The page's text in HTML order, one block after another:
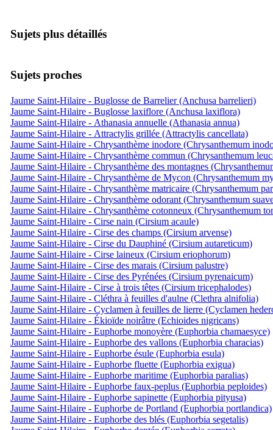
Sujets plus détaillés
Sujets proches
Jaume Saint-Hilaire - Buglosse de Barrelier (Anchusa barrelieri)
Jaume Saint-Hilaire - Buglosse laxiflore (Anchusa laxiflora)
Jaume Saint-Hilaire - Athanasia annuelle (Athanasia annua)
Jaume Saint-Hilaire - Attractylis grillée (Attractylis cancellata)
Jaume Saint-Hilaire - Chrysanthème inodore (Chrysanthemum
Jaume Saint-Hilaire - Chrysanthème commun (Chrysanthemum
Jaume Saint-Hilaire - Chrysanthème des montagnes
Jaume Saint-Hilaire - Chrysanthème de Mycon (Chrysanthemum
Jaume Saint-Hilaire - Chrysanthème matricaire (Chrysanthemum
Jaume Saint-Hilaire - Chrysanthème odorant (Chrysanthemum
Jaume Saint-Hilaire - Chrysanthème cotonneux (Chrysanthemum
Jaume Saint-Hilaire - Cirse nain (Cirsium acaule)
Jaume Saint-Hilaire - Cirse des champs (Cirsium arvense)
Jaume Saint-Hilaire - Cirse du Dauphiné (Cirsium autareticum)
Jaume Saint-Hilaire - Cirse laineux (Cirsium eriophorum)
Jaume Saint-Hilaire - Cirse des marais (Cirsium palustre)
Jaume Saint-Hilaire - Cirse des Pyrénées (Cirsium pyrenaicum)
Jaume Saint-Hilaire - Cirse à trois têtes (Cirsium tricephalodes)
Jaume Saint-Hilaire - Cléthra à feuilles d'aulne (Clethra alnifolia)
Jaume Saint-Hilaire - Cyclamen à feuilles de lierre (Cyclamen
Jaume Saint-Hilaire - Ékioïde noirâtre (Echioides nigricans)
Jaume Saint-Hilaire - Euphorbe monoyère (Euphorbia chamaesyce)
Jaume Saint-Hilaire - Euphorbe des vallons (Euphorbia characias)
Jaume Saint-Hilaire - Euphorbe ésule (Euphorbia esula)
Jaume Saint-Hilaire - Euphorbe fluette (Euphorbia exigua)
Jaume Saint-Hilaire - Euphorbe maritime (Euphorbia paralias)
Jaume Saint-Hilaire - Euphorbe faux-peplus (Euphorbia peploides)
Jaume Saint-Hilaire - Euphorbe sapinette (Euphorbia pityusa)
Jaume Saint-Hilaire - Euphorbe de Portland (Euphorbia portlandica)
Jaume Saint-Hilaire - Euphorbe des blés (Euphorbia segetalis)